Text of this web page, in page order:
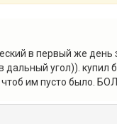
в первый же
угол)). купил
чтоб им пусто